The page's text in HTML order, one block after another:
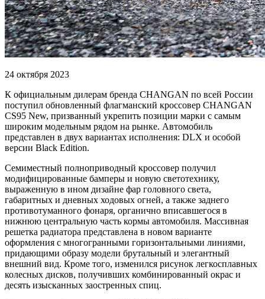
24 октября 2023
К официальным дилерам бренда CHANGAN по всей России
поступил обновленный флагманский кроссовер CHANGAN
CS95 New, призванный укрепить позиции марки с самым
широким модельным рядом на рынке. Автомобиль
представлен в двух вариантах исполнения: DLX и особой
версии Black Edition.
Семиместный полноприводный кроссовер получил
модифицированные бамперы и новую светотехнику,
выраженную в ином дизайне фар головного света,
габаритных и дневных ходовых огней, а также заднего
противотуманного фонаря, органично вписавшегося в
нижнюю центральную часть кормы автомобиля. Массивная
решетка радиатора представлена в новом варианте
оформления с многогранными горизонтальными линиями,
придающими образу модели брутальный и элегантный
внешний вид. Кроме того, изменился рисунок легкосплавных
колесных дисков, получивших комбинированный окрас и
десять изысканных заостренных спиц.